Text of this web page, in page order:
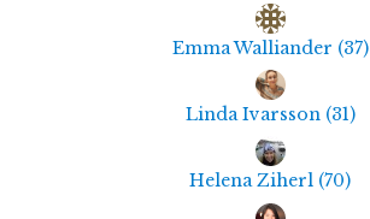
Emma Walliander (37)
Linda Ivarsson (31)
Helena Ziherl (70)